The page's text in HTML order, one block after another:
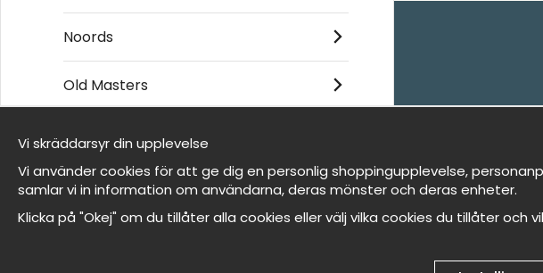
Kontakta oss
- Leverans - enkelt, snabbt &amp; gratis
Om cookies
Noords
Old Masters
Wij zijn Wallnest
FAQ
Vi skräddarsyr din upplevelse
Vi använder cookies för att ge dig en personlig shoppingupplevelse,
samlar vi in information om användarna, deras mönster och deras enheter.
Klicka på "Okej" om du tillåter alla cookies eller välj vilka cookies du tillåter och